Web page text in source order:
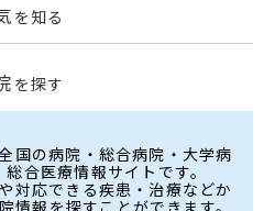
を知る
を探す
国の病院・総合病院・大学病
合医療情報サイトです。
対応できる疾患・治療などか